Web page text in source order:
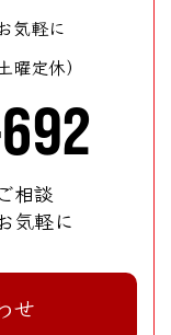
気軽に
定休）
相談
気軽に
せ